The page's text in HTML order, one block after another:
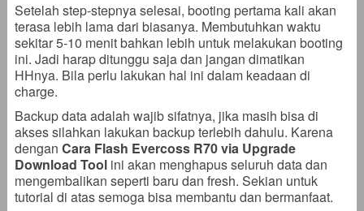
Setelah step-stepnya selesai, booting pertama kali akan
terasa lebih lama dari biasanya. Membutuhkan waktu
sekitar 5-10 menit bahkan lebih untuk melakukan booting
ini. Jadi harap ditunggu saja dan jangan dimatikan
HHnya. Bila perlu lakukan hal ini dalam keadaan di
charge.
Backup data adalah wajib sifatnya, jika masih bisa di
akses silahkan lakukan backup terlebih dahulu. Karena
dengan Cara Flash Evercoss R70 via Upgrade
Download Toolini akan menghapus seluruh data dan
mengembalikan seperti baru dan fresh. Sekian untuk
tutorial di atas semoga bisa membantu dan bermanfaat.